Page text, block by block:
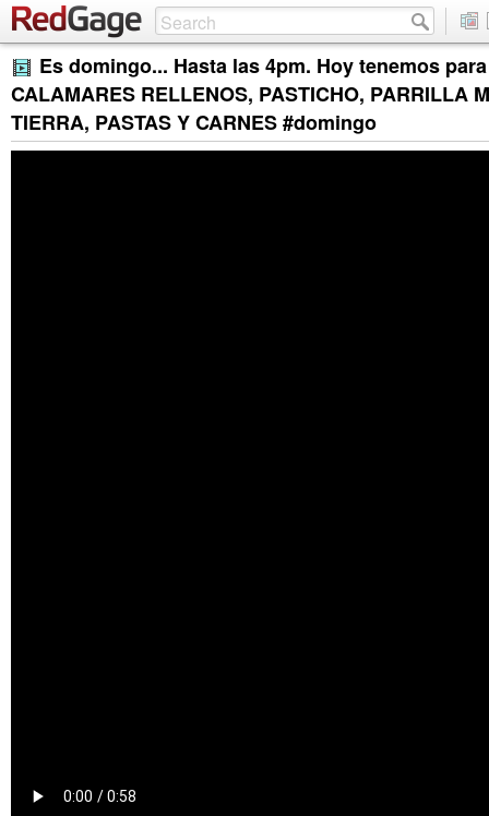
Es domingo... Hasta las 4pm. Hoy tenemos
CALAMARES RELLENOS, PASTICHO, PARRILLA
TIERRA, PASTAS Y CARNES #domingo